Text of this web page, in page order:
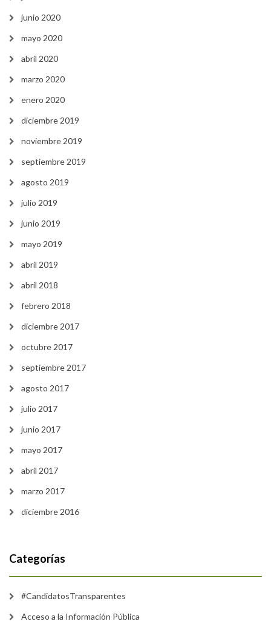
junio 2020
mayo 2020
abril 2020
marzo 2020
enero 2020
diciembre 2019
noviembre 2019
septiembre 2019
agosto 2019
julio 2019
junio 2019
mayo 2019
abril 2019
abril 2018
febrero 2018
diciembre 2017
octubre 2017
septiembre 2017
agosto 2017
julio 2017
junio 2017
mayo 2017
abril 2017
marzo 2017
diciembre 2016
Categorías
#CandidatosTransparentes
Acceso a la Información Pública